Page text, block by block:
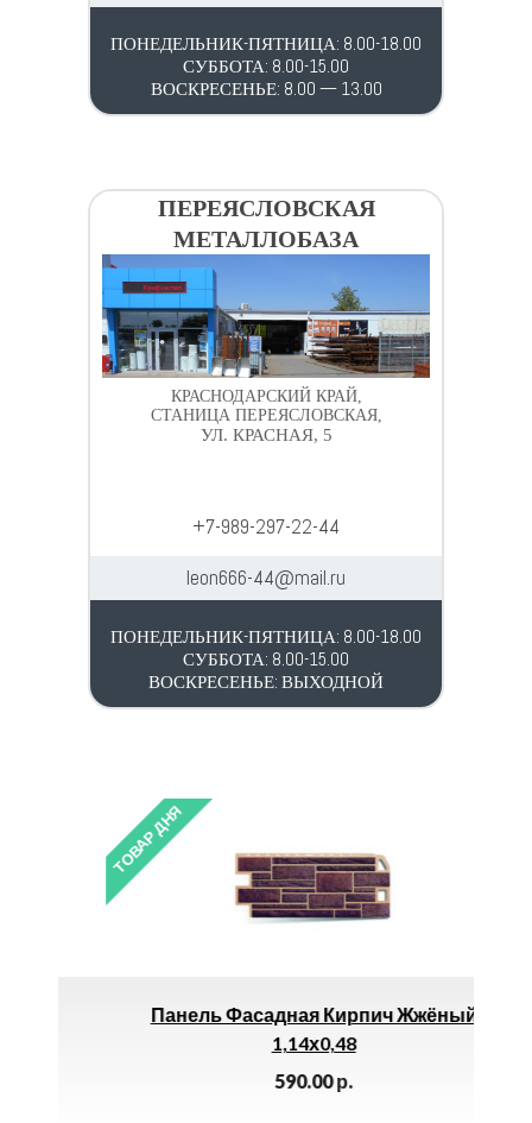
ПОНЕДЕЛЬНИК-ПЯТНИЦА: 8.00-18.00
СУББОТА: 8.00-15.00
ВОСКРЕСЕНЬЕ: 8.00 — 13.00
ПЕРЕЯСЛОВСКАЯ
МЕТАЛЛОБАЗА
КРАСНОДАРСКИЙ КРАЙ,
СТАНИЦА ПЕРЕЯСЛОВСКАЯ,
УЛ. КРАСНАЯ, 5
+7-989-297-22-44
leon666-44@mail.ru
ПОНЕДЕЛЬНИК-ПЯТНИЦА: 8.00-18.00
СУББОТА: 8.00-15.00
ВОСКРЕСЕНЬЕ: ВЫХОДНОЙ
ТОВАР ДНЯ
Панель Фасадная Кирпич Жжёный
1,14х0,48
590.00р.